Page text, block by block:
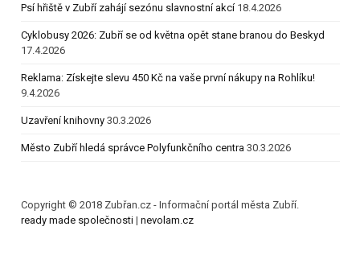
Psí hřiště v Zubří zahájí sezónu slavnostní akcí 18.4.2026
Cyklobusy 2026: Zubří se od května opět stane branou do Beskyd
17.4.2026
Reklama: Získejte slevu 450 Kč na vaše první nákupy na Rohlíku!
9.4.2026
Uzavření knihovny 30.3.2026
Město Zubří hledá správce Polyfunkčního centra 30.3.2026
Copyright © 2018 Zubřan.cz - Informační portál města Zubří.
ready made společnosti | nevolam.cz